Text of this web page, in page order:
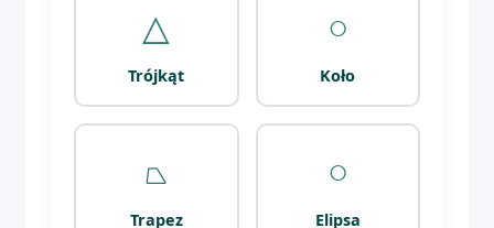
△
Trójkąt
○
Koło
⏢
Trapez
○
Elipsa